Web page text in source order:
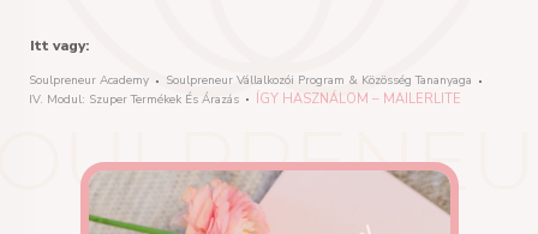
Itt vagy:
Soulpreneur Academy
Soulpreneur Vállalkozói Program & Közösség Tananyaga
IV. Modul: Szuper Termékek És Árazás
ÍGY HASZNÁLOM – MAILERLITE